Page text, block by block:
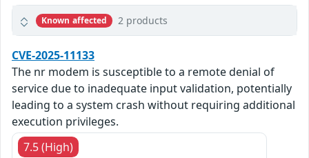
Known affected 2 products
CVE-2025-11133
The nr modem is susceptible to a remote denial of
service due to inadequate input validation, potentially
leading to a system crash without requiring additional
execution privileges.
7.5 (High)